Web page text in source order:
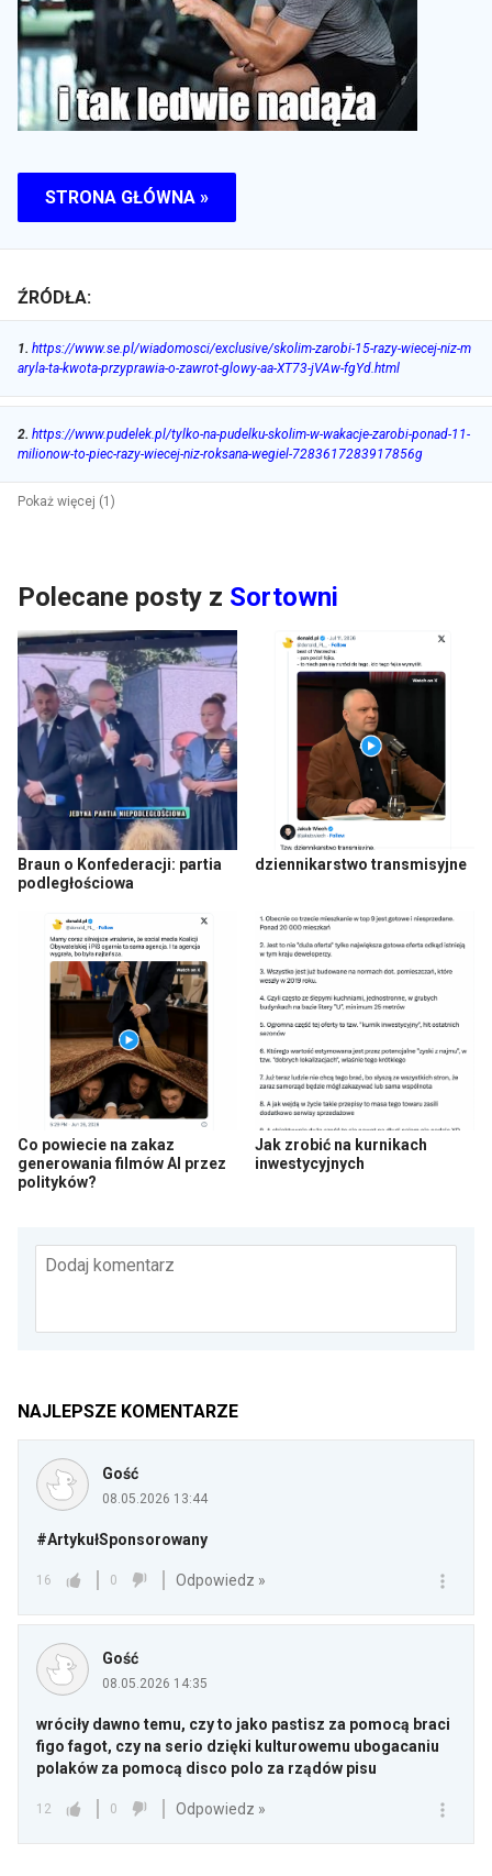
STRONA GŁÓWNA »
ŹRÓDŁA:
1. https://www.se.pl/wiadomosci/exclusive/skolim-zarobi-15-razy-wiecej-niz-m
aryla-ta-kwota-przyprawia-o-zawrot-glowy-aa-XT73-jVAw-fgYd.html
2. https://www.pudelek.pl/tylko-na-pudelku-skolim-w-wakacje-zarobi-ponad-11-
milionow-to-piec-razy-wiecej-niz-roksana-wegiel-7283617283917856g
Pokaż więcej (1)
Polecane posty z Sortowni
Braun o Konfederacji: partia
podległościowa
dziennikarstwo transmisyjne
Co powiecie na zakaz
generowania filmów AI przez
polityków?
Jak zrobić na kurnikach
inwestycyjnych
Dodaj komentarz
NAJLEPSZE KOMENTARZE
Gość
08.05.2026 13:44
#ArtykułSponsorowany
16 0 Odpowiedz »
Gość
08.05.2026 14:35
wróciły dawno temu, czy to jako pastisz za pomocą braci
figo fagot, czy na serio dzięki kulturowemu ubogacaniu
polaków za pomocą disco polo za rządów pisu
12 0 Odpowiedz »